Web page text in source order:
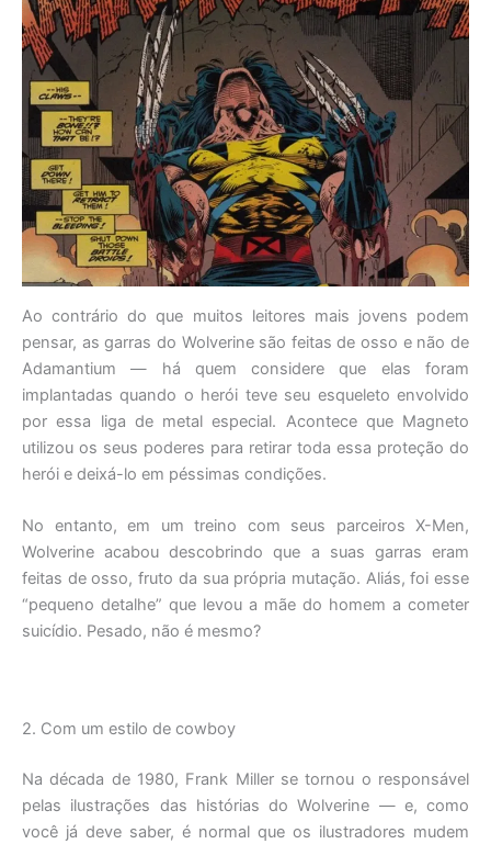
Ao contrário do que muitos leitores mais jovens podem
pensar, as garras do Wolverine são feitas de osso e não de
Adamantium — há quem considere que elas foram
implantadas quando o herói teve seu esqueleto envolvido
por essa liga de metal especial. Acontece que Magneto
utilizou os seus poderes para retirar toda essa proteção do
herói e deixá-lo em péssimas condições.
No entanto, em um treino com seus parceiros X-Men,
Wolverine acabou descobrindo que a suas garras eram
feitas de osso, fruto da sua própria mutação. Aliás, foi esse
“pequeno detalhe” que levou a mãe do homem a cometer
suicídio. Pesado, não é mesmo?
2. Com um estilo de cowboy
Na década de 1980, Frank Miller se tornou o responsável
pelas ilustrações das histórias do Wolverine — e, como
você já deve saber, é normal que os ilustradores mudem